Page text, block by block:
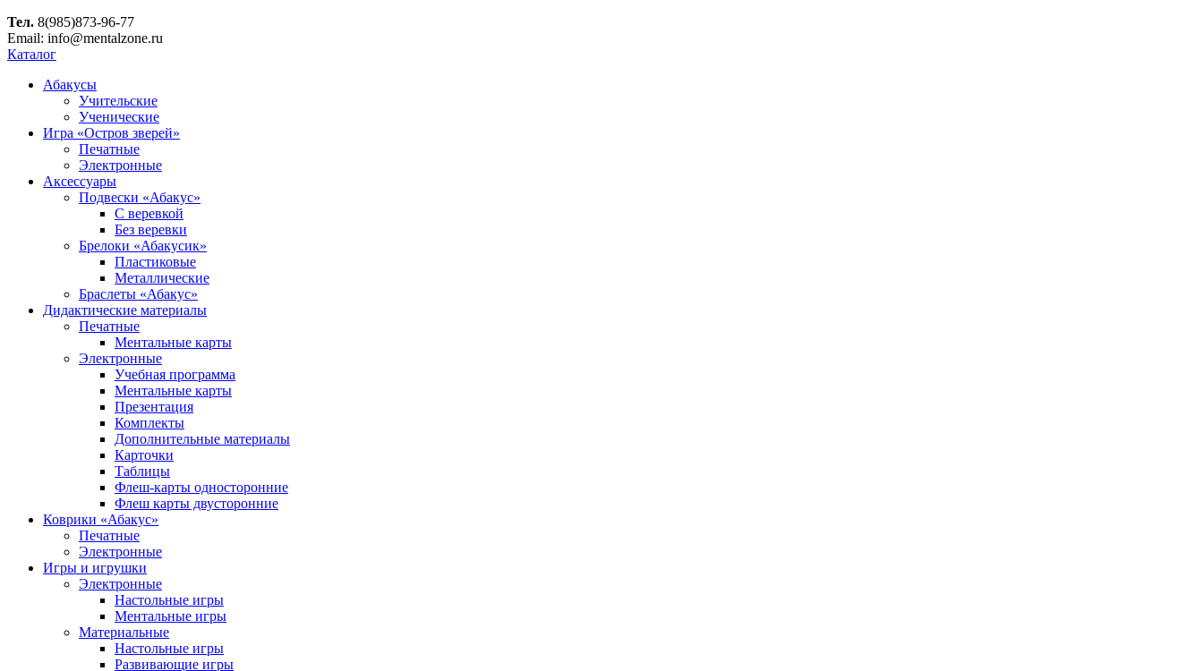
Тел. 8(985)873-96-77
Email: info@mentalzone.ru
Каталог
Абакусы
Учительские
Ученические
Игра «Остров зверей»
Печатные
Электронные
Аксессуары
Подвески «Абакус»
С веревкой
Без веревки
Брелоки «Абакусик»
Пластиковые
Металлические
Браслеты «Абакус»
Дидактические материалы
Печатные
Ментальные карты
Электронные
Учебная программа
Ментальные карты
Презентация
Комплекты
Дополнительные материалы
Карточки
Таблицы
Флеш-карты односторонние
Флеш карты двусторонние
Коврики «Абакус»
Печатные
Электронные
Игры и игрушки
Электронные
Настольные игры
Ментальные игры
Материальные
Настольные игры
Развивающие игры